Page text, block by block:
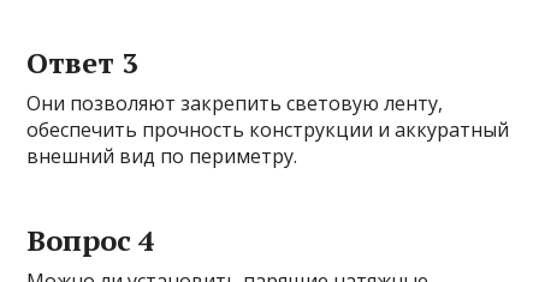
Ответ 3
Они позволяют закрепить световую ленту,
обеспечить прочность конструкции и аккуратный
внешний вид по периметру.
Вопрос 4